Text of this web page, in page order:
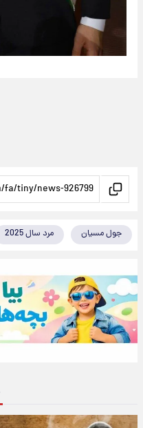
جول مسیان مرد سال 2025